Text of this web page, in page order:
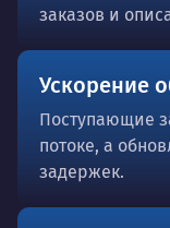
заказов и
Ускорение
Поступающие
потоке, а
задержек.